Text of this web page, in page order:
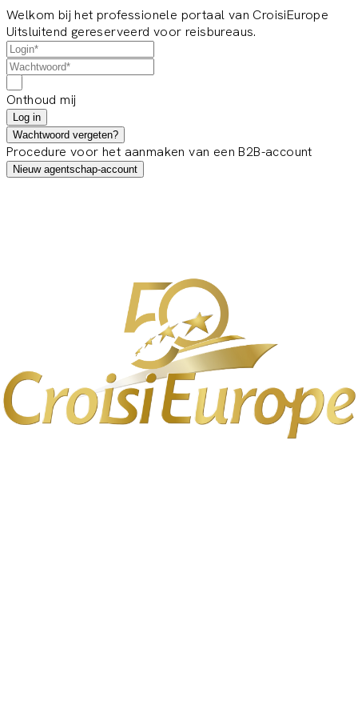
Welkom bij het professionele portaal van CroisiEurope
Uitsluitend gereserveerd voor reisbureaus.
Onthoud mij
Log in
Wachtwoord vergeten?
Procedure voor het aanmaken van een B2B-account
Nieuw agentschap-account